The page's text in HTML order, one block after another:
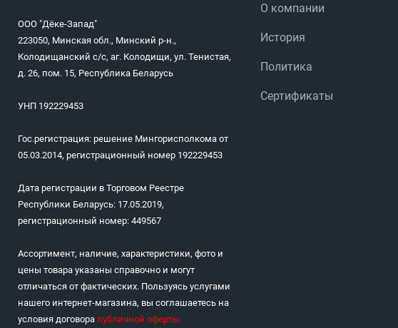
ООО "Дёке-Запад"
223050, Минская обл., Минский р-н.,
Колодищанский с/с, аг. Колодищи, ул. Тенистая,
д. 26, пом. 15, Республика Беларусь
УНП 192229453
Гос.регистрация: решение Мингорисполкома от
05.03.2014, регистрационный номер 192229453
Дата регистрации в Торговом Реестре
Республики Беларусь: 17.05.2019,
регистрационный номер: 449567
Ассортимент, наличие, характеристики, фото и
цены товара указаны справочно и могут
отличаться от фактических. Пользуясь услугами
нашего интернет-магазина, вы соглашаетесь на
условия договора публичной оферты.
О компании
История
Политика
Сертификаты